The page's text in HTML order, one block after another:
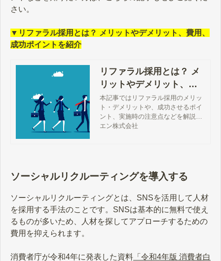
さい。
▼リファラル採用とは？ メリットやデメリット、費用、
成功ポイントを紹介
リファラル採用とは？ メ
リットやデメリット、費
用、成功ポイントを紹介
本記事ではリファラル採用のメリッ
ト・デメリットや、成功させるポイ
ント、実施時の注意点などを解説し
ます。「コストを抑えながら自社に
エン株式会社
ソーシャルリクルーティングを導入する
ソーシャルリクルーティングとは、SNSを活用して人材
を採用する手法のことです。SNSは基本的に無料で使え
るものが多いため、人材を探してアプローチするための
費用を抑えられます。
消費者庁が令和4年に発表した資料 「令和4年版 消費者白